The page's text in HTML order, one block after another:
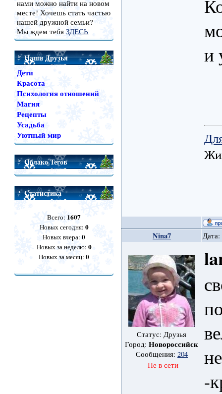
нами можно найти на новом
месте! Хочешь стать частью
нашей дружной семьи?
Мы ждем тебяЗДЕСЬ
Наши Друзья
Дети
Красота
Психология отношений
Магия
Рецепты
Усадьба
Уютный мир
Облако Тегов
Статистика
Всего: 1607
Новых сегодня: 0
Новых вчера:0
Новых за неделю: 0
Новых за месяц:0
и
Nina7 Дата:
Статус: Друзья
Город:Новороссийск
Сообщения: 204
Не в сети
-